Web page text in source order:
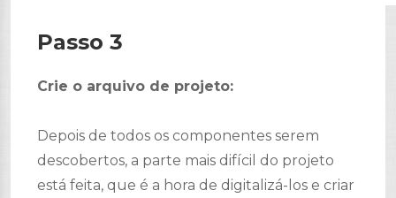
Passo 3
Crie o arquivo de projeto:
Depois de todos os componentes serem
descobertos, a parte mais difícil do projeto
está feita, que é a hora de digitalizá-los e criar